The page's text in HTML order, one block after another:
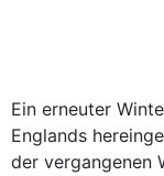
Ein erneuter
Englands
der vergangenen